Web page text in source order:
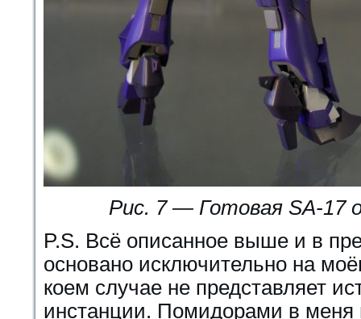
Рис. 7 — Готовая SA-17
P.S. Всё описанное выше и в
основано исключительно на
коем случае не представляет
инстанции. Помидорами в меня